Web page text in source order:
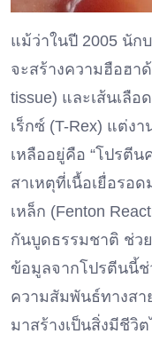
แม้ว่าในปี 2005 นัก
จะสร้างความฮือฮา
tissue) และเส้นเลื
เร็กซ์ (T-Rex) แต่ง
เหลืออยู่คือ “โปรตีน
สาเหตุที่เนื้อเยื่อรอ
เหล็ก (Fenton
กันบูดธรรมชาติ ช่ว
ข้อมูลจากโปรตีนนี้ช่
ความสัมพันธ์ทางสา
มาสร้างเป็นสิ่งมีชีวิต